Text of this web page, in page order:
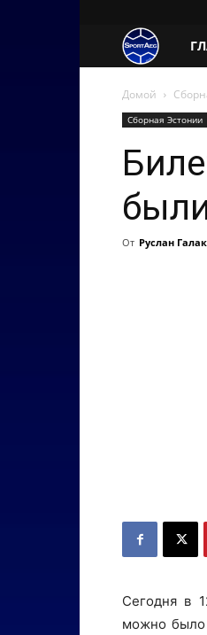
Домой
Сборная Эстонии
От Руслан
Сегодня в
можно было